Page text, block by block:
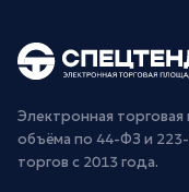
Электронная
объёма по 44-ФЗ и
торгов с 2013 года.